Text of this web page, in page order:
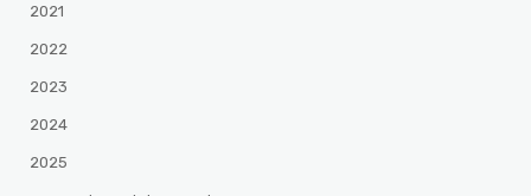
2021
2022
2023
2024
2025